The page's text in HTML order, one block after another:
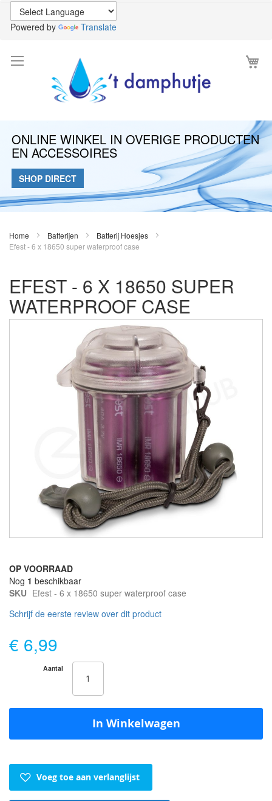
Powered by Translate
ONLINE WINKEL IN OVERIGE PRODUCTEN
EN ACCESSOIRES
SHOP DIRECT
Home Batterijen
Batterij Hoesjes
Efest - 6 x 18650 super waterproof case
EFEST - 6 X 18650 SUPER
WATERPROOF CASE
OP VOORRAAD
Nog 1 beschikbaar
SKU Efest - 6 x 18650 super waterproof case
Schrijf de eerste review over dit product
€ 6,99
Aantal
In Winkelwagen
Voeg toe aan verlanglijst